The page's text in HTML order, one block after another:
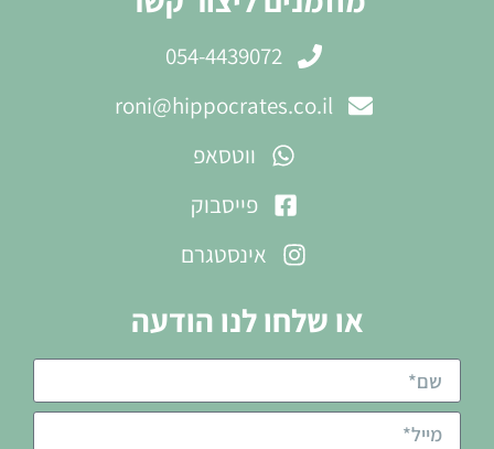
054-4439072
roni@hippocrates.co.il
ווטסאפ
פייסבוק
אינסטגרם
או שלחו לנו הודעה